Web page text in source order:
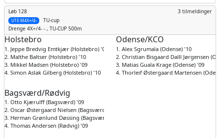
Løb 128
TU-cup
3 tilmeldinger
U15 M4X+/4-
Drenge 4X+/4- - , TU-CUP 500m
Holstebro
1. Jeppe Bredvig Emtkjær (Holstebro) '09
2. Malthe Baltser (Holstebro) '10
3. Mikkel Madsen (Holstebro) '09
4. Simon Aslak Gilberg (Holstebro) '10
Odense/KCO
1. Alex Sgrumala (Odense) '10
2. Christian Bisgaard Dalll Jørgensen
3. Matias Guala Krage (Odense) '09
4. Thorleif Østergaard Martensen
Bagsværd/Rødvig
1. Otto Kjærulff (Bagsværd) '09
2. Oscar Østergaard Nielsen (Bagsværd) '09
3. Herman Grønlund Døssing (Bagsværd) '09
4. Thomas Andersen (Rødvig) '09